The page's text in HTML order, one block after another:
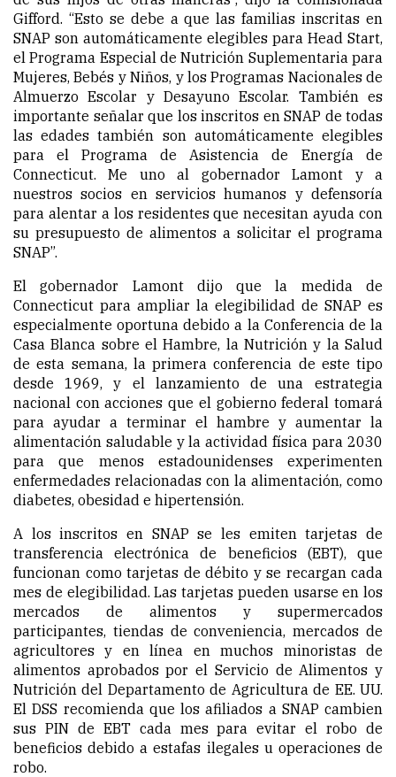
Gifford. “Esto se debe a que las familias inscritas en
SNAP son automáticamente elegibles para Head Start,
el Programa Especial de Nutrición Suplementaria para
Mujeres, Bebés y Niños, y los Programas Nacionales de
Almuerzo Escolar y Desayuno Escolar. También es
importante señalar que los inscritos en SNAP de todas
las edades también son automáticamente elegibles
para el Programa de Asistencia de Energía de
Connecticut. Me uno al gobernador Lamont y a
nuestros socios en servicios humanos y defensoría
para alentar a los residentes que necesitan ayuda con
su presupuesto de alimentos a solicitar el programa
SNAP”.
El gobernador Lamont dijo que la medida de
Connecticut para ampliar la elegibilidad de SNAP es
especialmente oportuna debido a la Conferencia de la
Casa Blanca sobre el Hambre, la Nutrición y la Salud
de esta semana, la primera conferencia de este tipo
desde 1969, y el lanzamiento de una estrategia
nacional con acciones que el gobierno federal tomará
para ayudar a terminar el hambre y aumentar la
alimentación saludable y la actividad física para 2030
para que menos estadounidenses experimenten
enfermedades relacionadas con la alimentación, como
diabetes, obesidad e hipertensión.
A los inscritos en SNAP se les emiten tarjetas de
transferencia electrónica de beneficios (EBT), que
funcionan como tarjetas de débito y se recargan cada
mes de elegibilidad. Las tarjetas pueden usarse en los
mercados de alimentos y supermercados
participantes, tiendas de conveniencia, mercados de
agricultores y en línea en muchos minoristas de
alimentos aprobados por el Servicio de Alimentos y
Nutrición del Departamento de Agricultura de EE. UU.
El DSS recomienda que los afiliados a SNAP cambien
sus PIN de EBT cada mes para evitar el robo de
beneficios debido a estafas ilegales u operaciones de
robo.